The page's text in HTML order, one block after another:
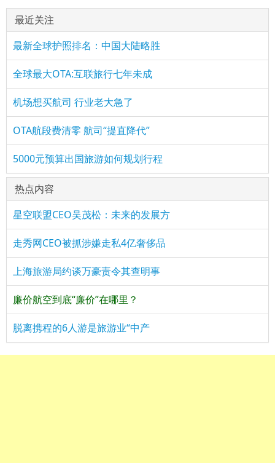
最近关注
最新全球护照排名：中国大陆略胜
全球最大OTA:互联旅行七年未成
机场想买航司 行业老大急了
OTA航段费清零 航司“提直降代”
5000元预算出国旅游如何规划行程
热点内容
星空联盟CEO吴茂松：未来的发展方
走秀网CEO被抓涉嫌走私4亿奢侈品
上海旅游局约谈万豪责令其查明事
廉价航空到底“廉价”在哪里？
脱离携程的6人游是旅游业“中产